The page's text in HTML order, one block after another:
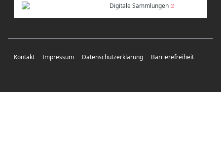
Digitale Sammlungen
Kontakt Impressum Datenschutzerklärung Barrierefreiheit